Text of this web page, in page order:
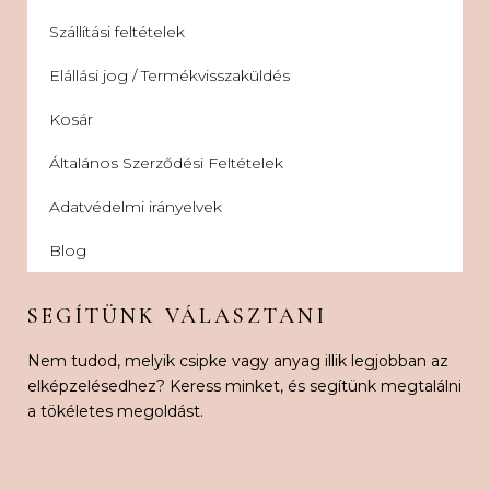
Szállítási feltételek
Elállási jog / Termékvisszaküldés
Kosár
Általános Szerződési Feltételek
Adatvédelmi irányelvek
Blog
SEGÍTÜNK VÁLASZTANI
Nem tudod, melyik csipke vagy anyag illik legjobban az
elképzelésedhez? Keress minket, és segítünk megtalálni
a tökéletes megoldást.